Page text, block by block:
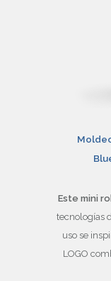
Este mini
tecnologías
uso se
LOGO